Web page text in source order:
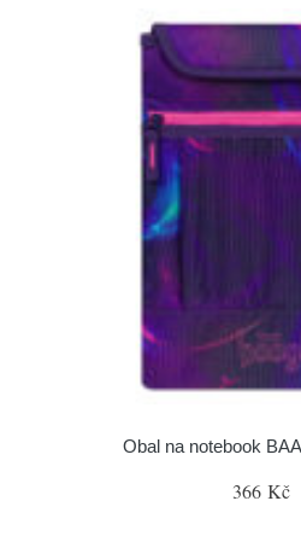
Obal na notebook
366 Kč